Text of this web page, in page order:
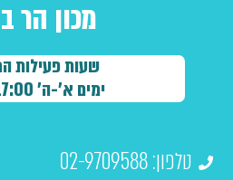
מכון הר
שעות פעילות
ימים א'-ה' 8:30-17:00
טלפון: 02-9709588